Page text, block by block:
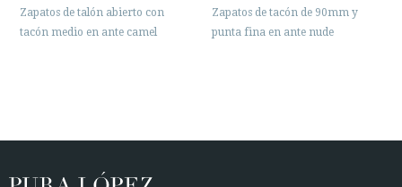
Zapatos de talón abierto con
tacón medio en ante camel
Zapatos de tacón de 90mm y
punta fina en ante nude